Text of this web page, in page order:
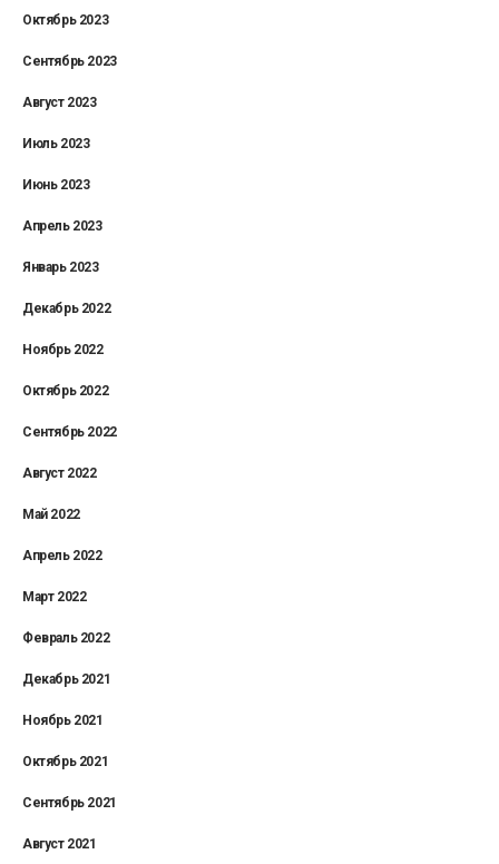
Октябрь 2023
Сентябрь 2023
Август 2023
Июль 2023
Июнь 2023
Апрель 2023
Январь 2023
Декабрь 2022
Ноябрь 2022
Октябрь 2022
Сентябрь 2022
Август 2022
Май 2022
Апрель 2022
Март 2022
Февраль 2022
Декабрь 2021
Ноябрь 2021
Октябрь 2021
Сентябрь 2021
Август 2021